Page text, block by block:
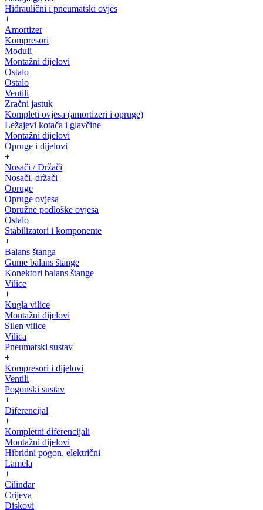
Hidraulični i pneumatski ovjes
+
Amortizer
Kompresori
Moduli
Montažni dijelovi
Ostalo
Ostalo
Ventili
Zračni jastuk
Kompleti ovjesa (amortizeri i opruge)
Ležajevi kotača i glavčine
Montažni dijelovi
Opruge i dijelovi
+
Nosači / Držači
Nosači, držači
Opruge
Opruge ovjesa
Opružne podloške ovjesa
Ostalo
Stabilizatori i komponente
+
Balans štanga
Gume balans štange
Konektori balans štange
Vilice
+
Kugla vilice
Montažni dijelovi
Silen vilice
Vilica
Pneumatski sustav
+
Kompresori i dijelovi
Ventili
Pogonski sustav
+
Diferencijal
+
Kompletni diferencijali
Montažni dijelovi
Hibridni pogon, električni
Lamela
+
Cilindar
Crijeva
Diskovi